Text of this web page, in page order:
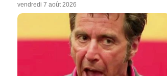
vendredi 7 août 2026